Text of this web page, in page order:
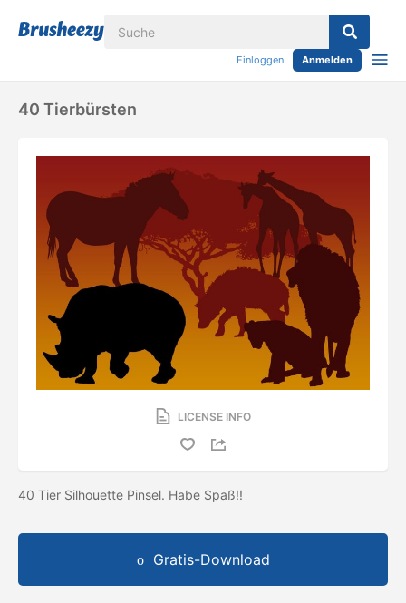
Einloggen Anmelden
40 Tierbürsten
LICENSE INFO
40 Tier Silhouette Pinsel. Habe Spaß!!
Gratis-Download